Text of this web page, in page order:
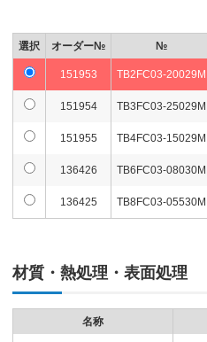
選択 オーダー№ №
151953 TB2FC03-20029M
151954 TB3FC03-25029M
151955 TB4FC03-15029M
136426 TB6FC03-08030M
136425 TB8FC03-05530M
材質・熱処理・表面処理
名称